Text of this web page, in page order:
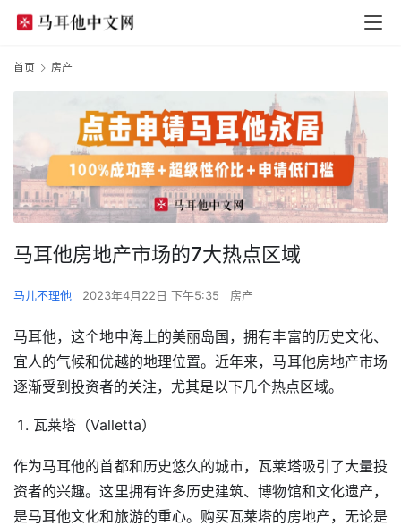
首页 房产
马耳他房地产市场的7大热点区域
马儿不理他 2023年4月22日 下午5:35 房产
马耳他，这个地中海上的美丽岛国，拥有丰富的历史文化、
宜人的气候和优越的地理位置。近年来，马耳他房地产市场
逐渐受到投资者的关注，尤其是以下几个热点区域。
瓦莱塔（Valletta）
作为马耳他的首都和历史悠久的城市，瓦莱塔吸引了大量投
资者的兴趣。这里拥有许多历史建筑、博物馆和文化遗产，
是马耳他文化和旅游的重心。购买瓦莱塔的房地产，无论是